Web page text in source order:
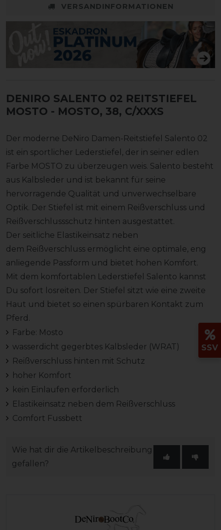
VERSANDINFORMATIONEN
DENIRO SALENTO 02 REITSTIEFEL
MOSTO - MOSTO, 38, C/XXXS
Der moderne DeNiro Damen-Reitstiefel Salento 02
ist ein sportlicher Lederstiefel, der in seiner edlen
Farbe MOSTO zu überzeugen weis. Salento besteht
aus Kalbsleder und ist bekannt für seine
hervorragende Qualität und unverwechselbare
Optik. Der Stiefel ist mit einem Reißverschluss und
Reißverschlussschutz hinten ausgestattet.
Der seitliche Elastikeinsatz neben
dem Reißverschluss ermöglicht eine optimale, eng
anliegende Passform und bietet hohen Komfort.
Mit dem komfortablen Lederstiefel Salento kannst
Du sofort losreiten. Der Stiefel sitzt wie eine zweite
Haut und bietet so einen spürbaren Kontakt zum
Pferd.
Farbe: Mosto
wasserdicht gegerbtes Kalbsleder (WRAT)
Reißverschluss hinten mit Schutz
hoher Komfort
kein Einlaufen erforderlich
Elastikeinsatz neben dem Reißverschluss
Comfort Fussbett
Wie hat dir die Artikelbeschreibung
gefallen?
SSV